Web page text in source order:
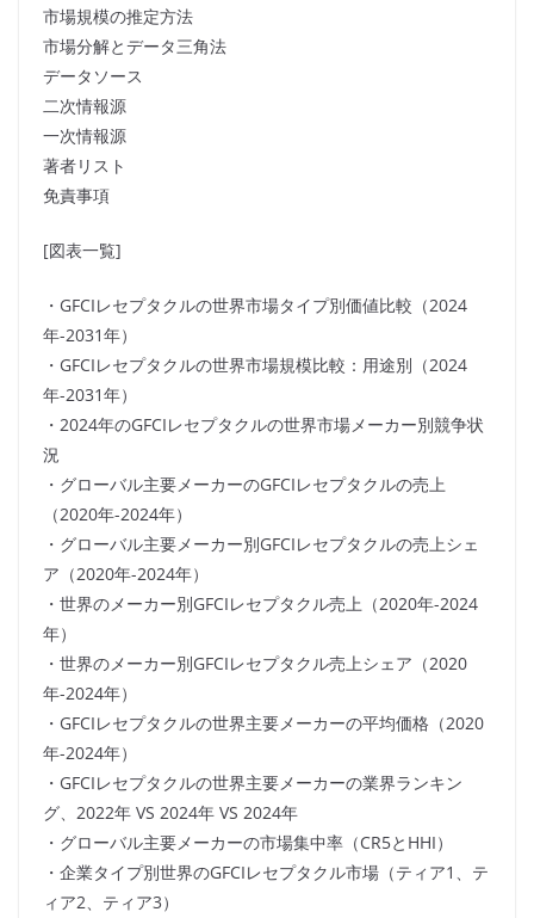
市場規模の推定方法
市場分解とデータ三角法
データソース
二次情報源
一次情報源
著者リスト
免責事項
[図表一覧]
・GFCIレセプタクルの世界市場タイプ別価値比較（2024
年-2031年）
・GFCIレセプタクルの世界市場規模比較：用途別（2024
年-2031年）
・2024年のGFCIレセプタクルの世界市場メーカー別競争状
況
・グローバル主要メーカーのGFCIレセプタクルの売上
（2020年-2024年）
・グローバル主要メーカー別GFCIレセプタクルの売上シェ
ア（2020年-2024年）
・世界のメーカー別GFCIレセプタクル売上（2020年-2024
年）
・世界のメーカー別GFCIレセプタクル売上シェア（2020
年-2024年）
・GFCIレセプタクルの世界主要メーカーの平均価格（2020
年-2024年）
・GFCIレセプタクルの世界主要メーカーの業界ランキン
グ、2022年 VS 2024年 VS 2024年
・グローバル主要メーカーの市場集中率（CR5とHHI）
・企業タイプ別世界のGFCIレセプタクル市場（ティア1、テ
ィア2、ティア3）